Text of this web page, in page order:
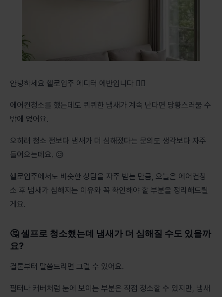
안녕하세요 헬로입주 에디터 에반입니다 🙇‍♂️
에어컨청소를 했는데도 퀴퀴한 냄새가 계속 난다면 당황스러울 수
밖에 없어요.
오히려 청소 전보다 냄새가 더 심해졌다는 문의도 생각보다 자주
들어오는데요. 😥
헬로입주에서도 비슷한 상담을 자주 받는 만큼, 오늘은 에어컨청
소 후 냄새가 심해지는 이유와 꼭 확인해야 할 부분을 정리해드릴
게요.
🤔 셀프로 청소했는데 냄새가 더 심해질 수도 있을까
요?
결론부터 말씀드리면 그럴 수 있어요.
필터나 커버처럼 눈에 보이는 부분은 직접 청소할 수 있지만, 냄새